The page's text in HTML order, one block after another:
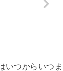
いつからいつま